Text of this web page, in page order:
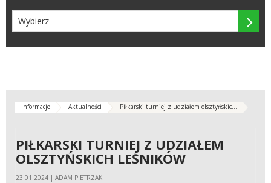

Informacje Aktualności Piłkarski turniej z udziałem olsztyńskic...
PIŁKARSKI TURNIEJ Z UDZIAŁEM
OLSZTYŃSKICH LEŚNIKÓW
23.01.2024 | ADAM PIETRZAK